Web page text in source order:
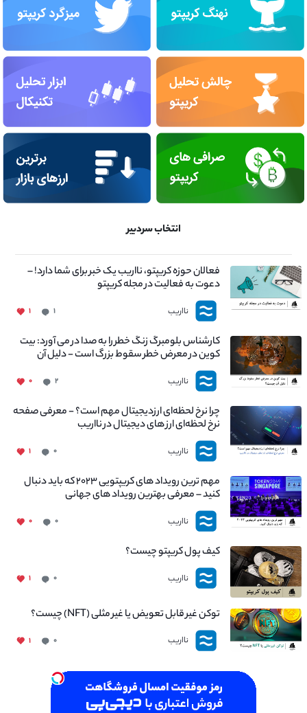
انتخاب سردبیر
فعالان حوزه کریپتو، نااریب یک خبر برای شما دارد! –
دعوت به فعالیت در مجله کریپتو
نااریب ۱ ۱
کارشناس بلومبرگ زنگ خطر را به صدا در می آورد: بیت
کوین در معرض خطر سقوط بزرگ است - دلیل آن
چیست؟
نااریب ۲ ۰
چرا نرخ لحظه‌ای ارزدیجیتال مهم است؟ - معرفی صفحه
نرخ لحظه‌ای ارز های دیجیتال در نااریب
نااریب ۰ ۱
مهم ترین رویداد های کریپتویی ۲۰۲۳ که باید دنبال
کنید – معرفی بهترین رویداد های جهانی
نااریب ۰ ۰
کیف پول کریپتو چیست؟
نااریب ۰ ۱
توکن غیر قابل تعویض یا غیر مثلی (NFT) چیست؟
نااریب ۰ ۱